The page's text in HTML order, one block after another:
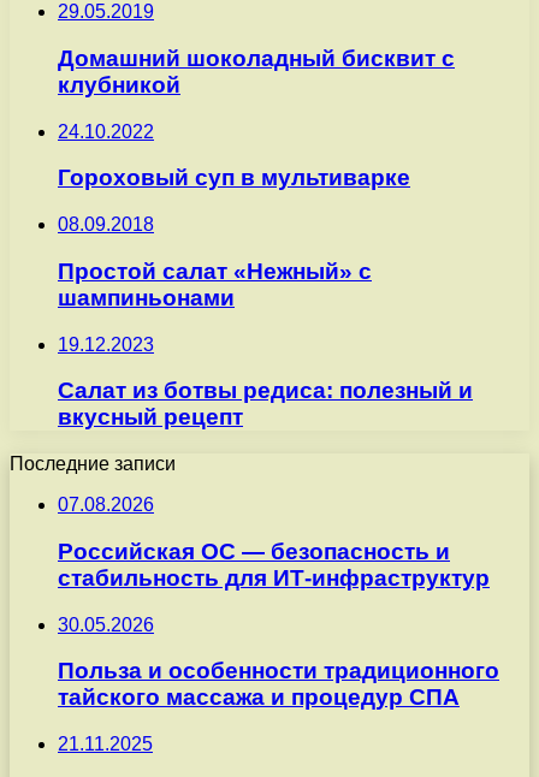
29.05.2019
Домашний шоколадный бисквит с
клубникой
24.10.2022
Гороховый суп в мультиварке
08.09.2018
Простой салат «Нежный» с
шампиньонами
19.12.2023
Салат из ботвы редиса: полезный и
вкусный рецепт
Последние записи
07.08.2026
Российская ОС — безопасность и
стабильность для ИТ-инфраструктур
30.05.2026
Польза и особенности традиционного
тайского массажа и процедур СПА
21.11.2025